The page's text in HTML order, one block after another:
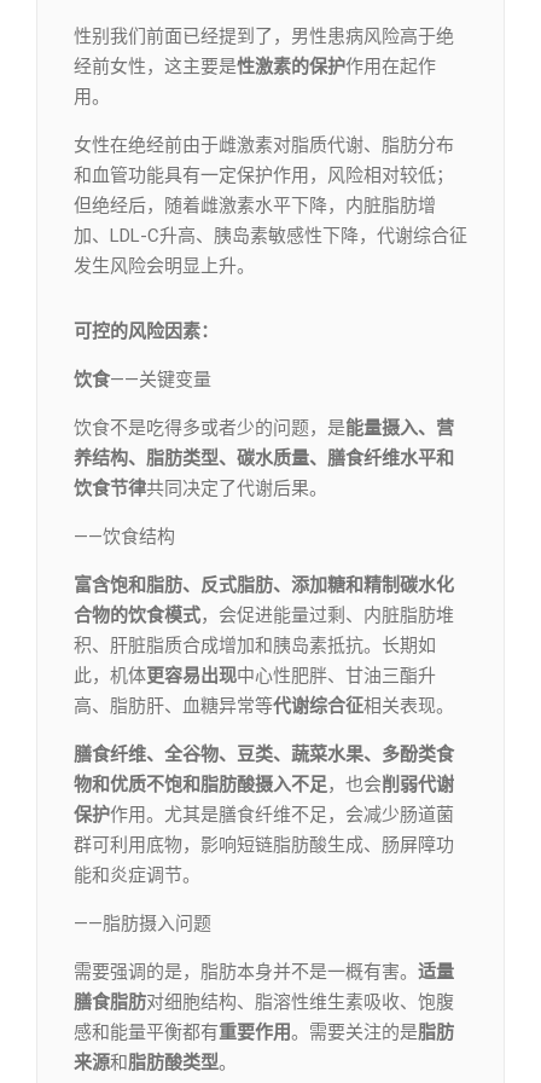
性别我们前面已经提到了，男性患病风险高于绝
经前女性，这主要是性激素的保护作用在起作
用。
女性在绝经前由于雌激素对脂质代谢、脂肪分布
和血管功能具有一定保护作用，风险相对较低；
但绝经后，随着雌激素水平下降，内脏脂肪增
加、LDL-C升高、胰岛素敏感性下降，代谢综合征
发生风险会明显上升。
可控的风险因素：
饮食——关键变量
饮食不是吃得多或者少的问题，是能量摄入、营
养结构、脂肪类型、碳水质量、膳食纤维水平和
饮食节律共同决定了代谢后果。
——饮食结构
富含饱和脂肪、反式脂肪、添加糖和精制碳水化
合物的饮食模式，会促进能量过剩、内脏脂肪堆
积、肝脏脂质合成增加和胰岛素抵抗。长期如
此，机体更容易出现中心性肥胖、甘油三酯升
高、脂肪肝、血糖异常等代谢综合征相关表现。
膳食纤维、全谷物、豆类、蔬菜水果、多酚类食
物和优质不饱和脂肪酸摄入不足，也会削弱代谢
保护作用。尤其是膳食纤维不足，会减少肠道菌
群可利用底物，影响短链脂肪酸生成、肠屏障功
能和炎症调节。
——脂肪摄入问题
需要强调的是，脂肪本身并不是一概有害。 适量
膳食脂肪对细胞结构、脂溶性维生素吸收、饱腹
感和能量平衡都有重要作用。需要关注的是脂肪
来源和脂肪酸类型。